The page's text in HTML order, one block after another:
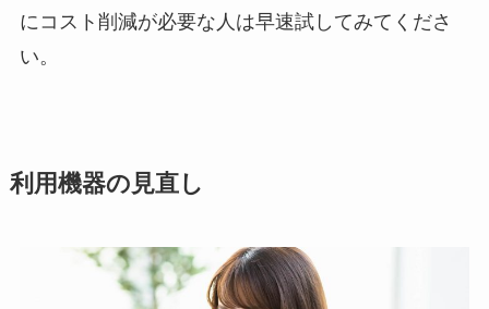
にコスト削減が必要な人は早速試してみてくださ
い。
利用機器の見直し